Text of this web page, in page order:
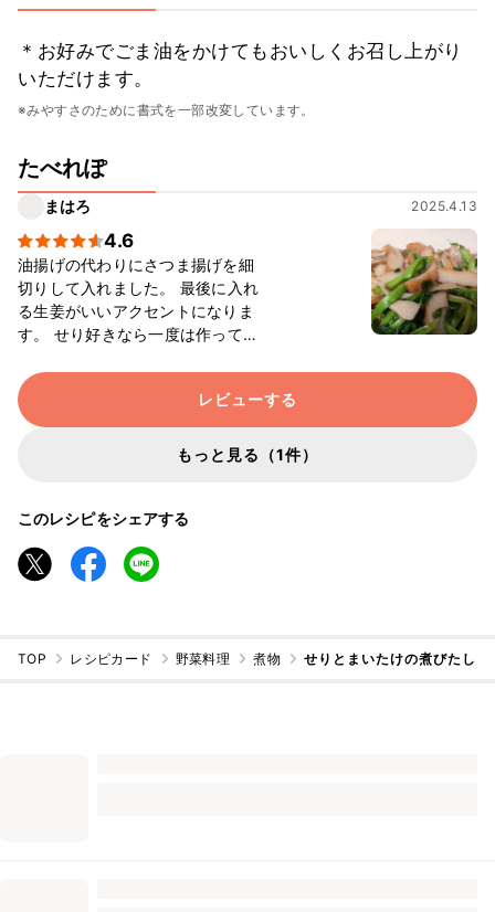
＊お好みでごま油をかけてもおいしくお召し上がり
いただけます。
※みやすさのために書式を一部改変しています。
たべれぽ
まはろ 2025.4.13
4.6
油揚げの代わりにさつま揚げを細
切りして入れました。 最後に入れ
る生姜がいいアクセントになりま
す。 せり好きなら一度は作ってみ
レビューする
もっと見る（1件）
このレシピをシェアする
TOP レシピカード 野菜料理 煮物 せりとまいたけの煮びたし